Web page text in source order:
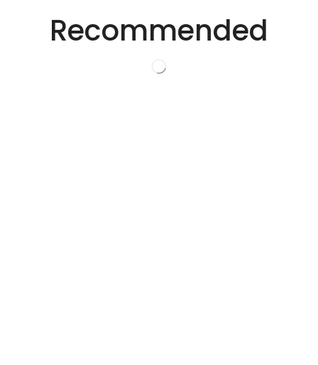
创新的激光解决方
案。
Recommended